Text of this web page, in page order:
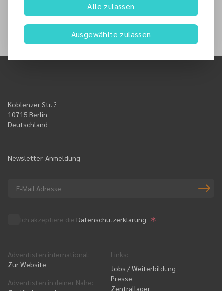
@knotenpunkt.info
+49 451 5822285
Koblenzer Str. 3
10715 Berlin
Deutschland
Newsletter-Anmeldung
Ich akzeptiere die Datenschutzerklärung
Adventisten international:
Zur Website
Adventisten in deiner Nähe:
Links:
Jobs / Weiterbildung
Presse
Zentrallager
Alle zulassen
Ausgewählte zulassen